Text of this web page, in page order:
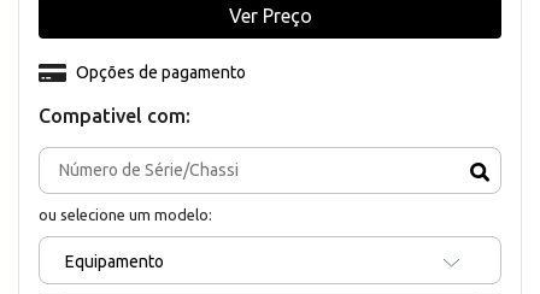
Compativel com:
ou selecione um modelo:
Equipamento
Opções de pagamento
Ver Preço